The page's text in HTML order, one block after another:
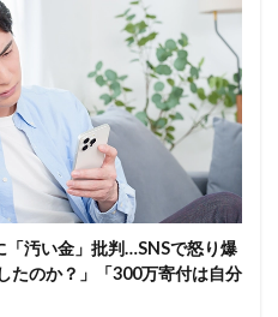
汚い金」批判…SNSで怒り爆
たのか？」「300万寄付は自分